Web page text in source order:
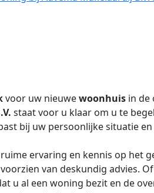
voor uw nieuwewoonhuis in de
staat voor u klaar om u te
bij uw persoonlijke situatie en
ervaring en kennis op het
van deskundig advies.
u al een woning bezit en de